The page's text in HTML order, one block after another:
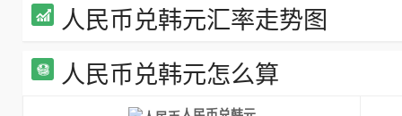
人民币兑韩元汇率走势图
人民币兑韩元怎么算